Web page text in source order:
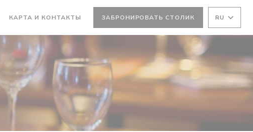
КАРТА И КОНТАКТЫ ЗАБРОНИРОВАТЬ СТОЛИК RU